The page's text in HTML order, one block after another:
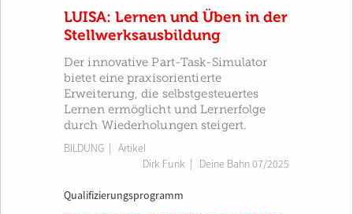
LUISA: Lernen und Üben in der
Stellwerksausbildung
Der innovative Part-Task-Simulator
bietet eine praxisorientierte
Erweiterung, die selbstgesteuertes
Lernen ermöglicht und Lernerfolge
durch Wiederholungen steigert.
BILDUNG | Artikel
Dirk Funk
Deine Bahn 07/2025
Qualifizierungsprogramm